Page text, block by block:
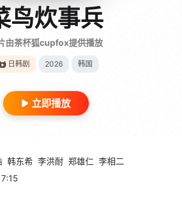
鸟炊事兵
由茶杯狐cupfox提供播放
日韩剧 2026 韩国
立即播放
韩东希 李洪耐 郑雄仁 李相二